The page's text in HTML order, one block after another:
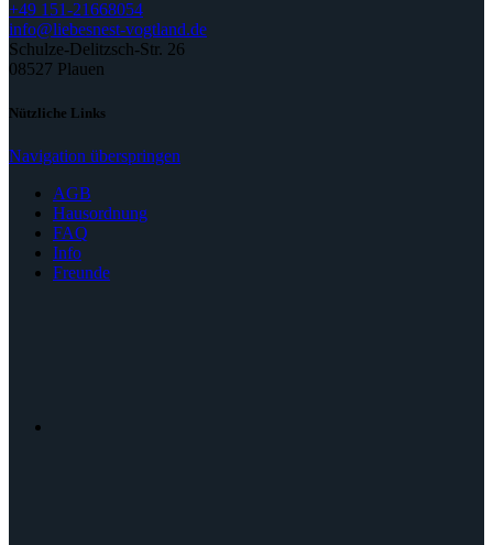
+49 151-21668054
info@liebesnest-vogtland.de
Schulze-Delitzsch-Str. 26
08527 Plauen
Nützliche Links
Navigation überspringen
AGB
Hausordnung
FAQ
Info
Freunde